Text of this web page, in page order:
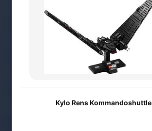
Kylo Rens Kommandoshuttle